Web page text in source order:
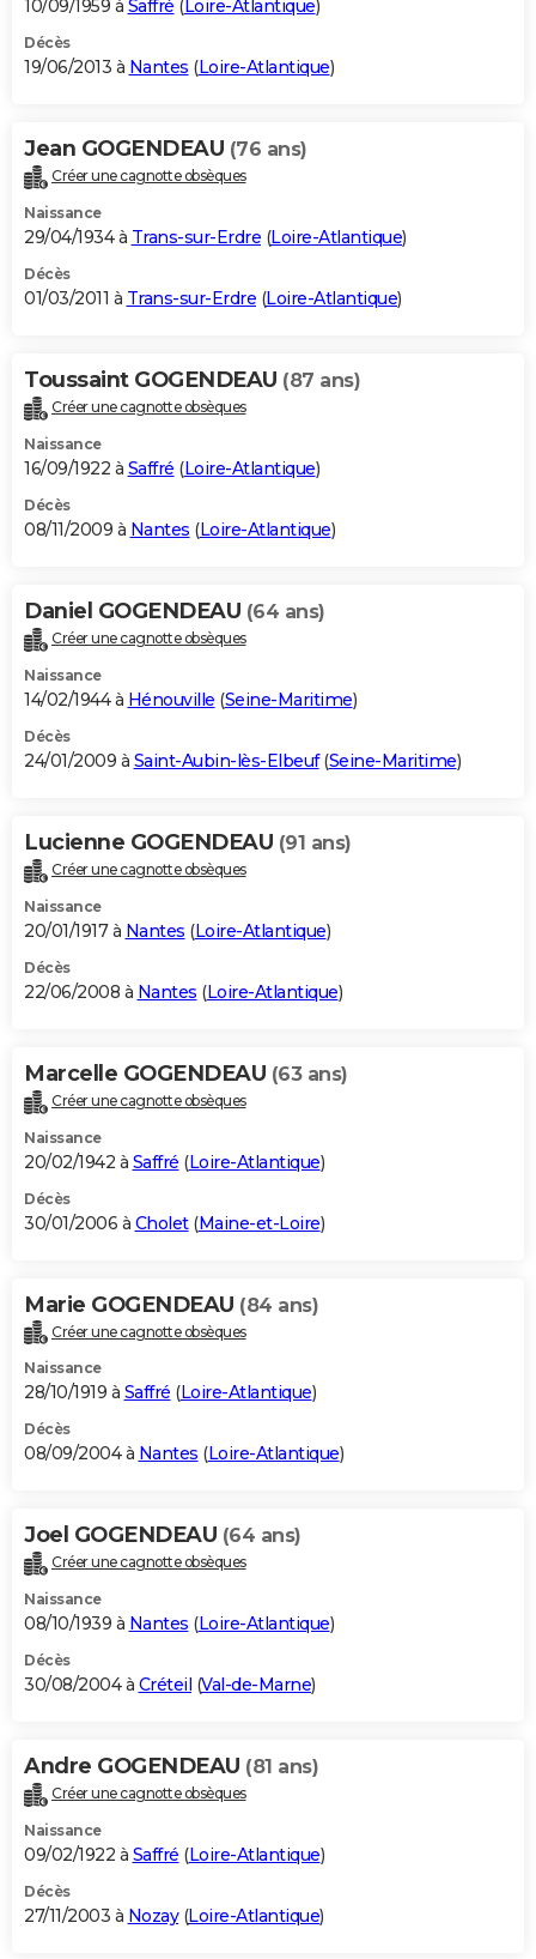
10/09/1959 à Saffré ( Loire-Atlantique)
Décès
19/06/2013 à Nantes (Loire-Atlantique)
Jean GOGENDEAU (76 ans)
Créer une cagnotte obsèques
Naissance
29/04/1934 à Trans-sur-Erdre (Loire-Atlantique)
Décès
01/03/2011 à Trans-sur-Erdre (Loire-Atlantique)
Toussaint GOGENDEAU (87 ans)
Créer une cagnotte obsèques
Naissance
16/09/1922 à Saffré (Loire-Atlantique)
Décès
08/11/2009 à Nantes (Loire-Atlantique)
Daniel GOGENDEAU (64 ans)
Créer une cagnotte obsèques
Naissance
14/02/1944 à Hénouville (Seine-Maritime)
Décès
24/01/2009 à Saint-Aubin-lès-Elbeuf(Seine-Maritime)
Lucienne GOGENDEAU (91 ans)
Créer une cagnotte obsèques
Naissance
20/01/1917 à Nantes (Loire-Atlantique)
Décès
22/06/2008 à Nantes (Loire-Atlantique)
Marcelle GOGENDEAU (63 ans)
Créer une cagnotte obsèques
Naissance
20/02/1942 à Saffré (Loire-Atlantique)
Décès
30/01/2006 à Cholet(Maine-et-Loire)
Marie GOGENDEAU (84 ans)
Créer une cagnotte obsèques
Naissance
28/10/1919 à Saffré (Loire-Atlantique)
Décès
08/09/2004 à Nantes (Loire-Atlantique)
Joel GOGENDEAU (64 ans)
Créer une cagnotte obsèques
Naissance
08/10/1939 à Nantes (Loire-Atlantique)
Décès
30/08/2004 à Créteil (Val-de-Marne)
Andre GOGENDEAU (81 ans)
Créer une cagnotte obsèques
Naissance
09/02/1922 à Saffré (Loire-Atlantique)
Décès
27/11/2003 à Nozay(Loire-Atlantique)